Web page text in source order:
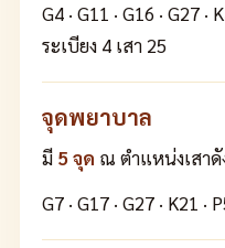
G4 · G11 · G16 · G27 ·
ระเบียง 4 เสา 25
จุดพยาบาล
มี 5 จุด ณ ตำแหน่งเสาดั
G7 · G17 · G27 · K21 ·